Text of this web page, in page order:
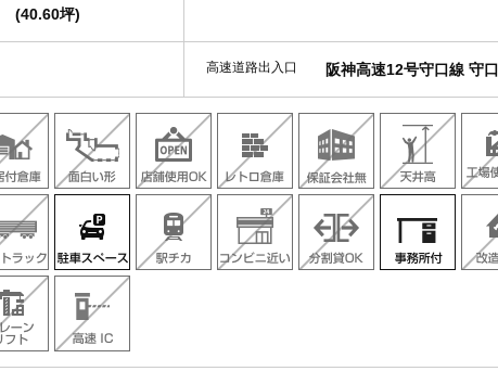
(40.60坪)
高速道路出入口 阪神高速12号守口線 守口